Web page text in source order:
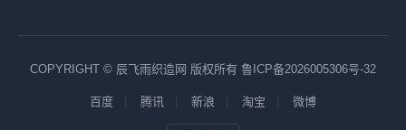
COPYRIGHT © 辰飞雨织造网 版权所有 鲁ICP备2026005306号-32
百度 腾讯 新浪 淘宝 微博